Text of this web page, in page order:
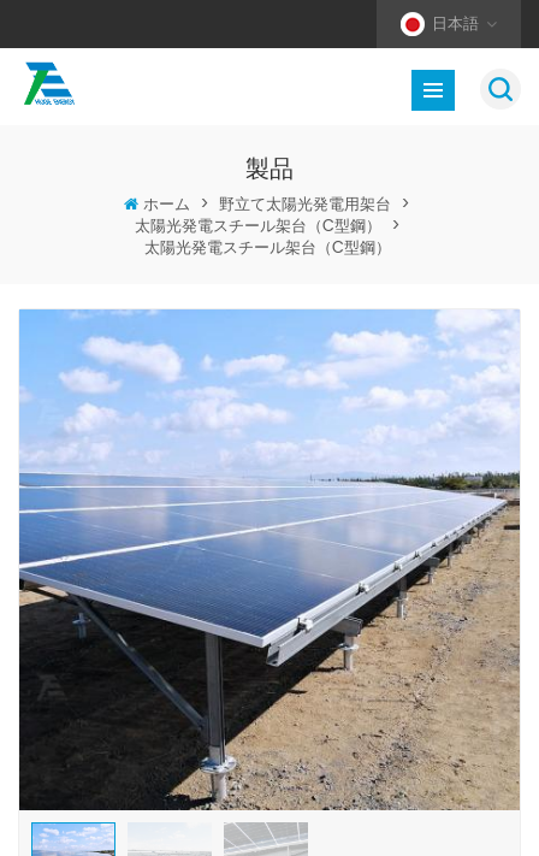
日本語
製品
ホーム > 野立て太陽光発電用架台 >
太陽光発電スチール架台（C型鋼）
>
太陽光発電スチール架台（C型鋼）